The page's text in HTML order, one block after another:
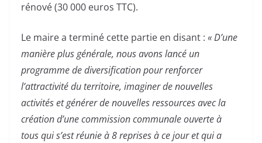
rénové (30 000 euros TTC).
Le maire a terminé cette partie en disant : « D’une
manière plus générale, nous avons lancé un
programme de diversification pour renforcer
l’attractivité du territoire, imaginer de nouvelles
activités et générer de nouvelles ressources avec la
création d’une commission communale ouverte à
tous qui s’est réunie à 8 reprises à ce jour et qui a